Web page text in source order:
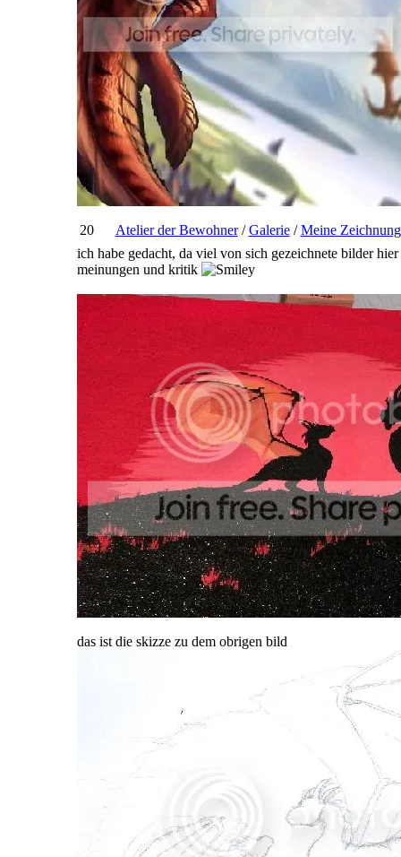
20 Atelier der Bewohner/Galerie/Meine
ich habe gedacht, da viel von sich gezeichnete bilder
meinungen und kritik
das ist die skizze zu dem obrigen bild